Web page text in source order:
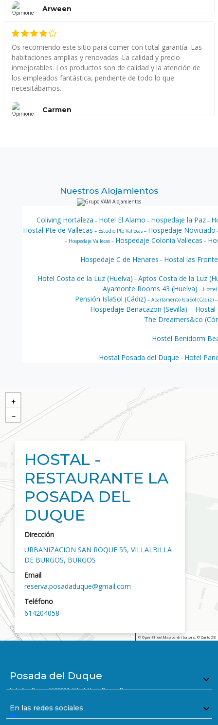
Arween
Os recomiendo este sitio para comer con total garantía. Las
habitaciones amplias y renovadas. La calidad y precio
inmejorables. Los productos son de calidad y la atención de
los empleados fantástica, pendiente de todo lo que
necesitábamos.
Carmen
Nuestros Alojamientos
Coliving Hortaleza – Hotel El Alamo – Hospedaje la Paz –
Hostal Pte de Vallecas – Estudio Pte Vallecas – Hospedaje Noviciado
– Hospedaje Vallecas – Hospedaje Colonia Vallecas –
Hospedaje C de Henares – Hostal las
Hotel Costa de la Luz (Huelva) – Aptos Costa de la Luz
Ayamonte Rooms 43 (Huelva) –
Pensión IslaSol (Cádiz) – Apartamento IslaSol (Cádiz)
Hospedaje Benacazon (Sevilla)
Hostal
The Dreamers&co
Hostel Benidorm
Hostal Posada del Duque – Hotel
HOSTAL -
RESTAURANTE LA
POSADA DEL
DUQUE
Dirección
URBANIZACION SAN ROQUE 55, VILLALBILLA
DE BURGOS, BURGOS
Email
reserva.posadaduque@gmail.com
Teléfono
614204058
+
−
| © OpenStreetMap contributors, © CartoDB
Posada del Duque
Urb. San Roque, 5509001, Villalbilla de Burgos, Burgos
(+34) 614 204 058
reserva.posadaduque@gmail.com
En las redes sociales